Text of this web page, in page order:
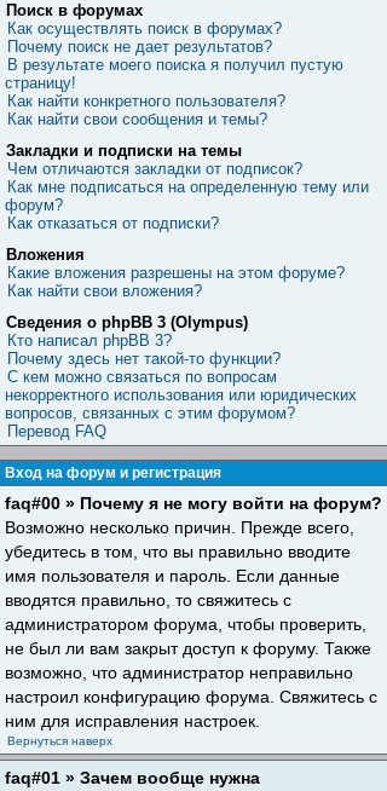
Поиск в форумах
Как осуществлять поиск в форумах?
Почему поиск не дает результатов?
В результате моего поиска я получил пустую
страницу!
Как найти конкретного пользователя?
Как найти свои сообщения и темы?
Закладки и подписки на темы
Чем отличаются закладки от подписок?
Как мне подписаться на определенную тему или
форум?
Как отказаться от подписки?
Вложения
Какие вложения разрешены на этом форуме?
Как найти свои вложения?
Сведения о phpBB 3 (Olympus)
Кто написал phpBB 3?
Почему здесь нет такой-то функции?
С кем можно связаться по вопросам
некорректного использования или юридических
вопросов, связанных с этим форумом?
Перевод FAQ
Вход на форум и регистрация
faq#00 » Почему я не могу войти на форум?
Возможно несколько причин. Прежде всего,
убедитесь в том, что вы правильно вводите
имя пользователя и пароль. Если данные
вводятся правильно, то свяжитесь с
администратором форума, чтобы проверить,
не был ли вам закрыт доступ к форуму. Также
возможно, что администратор неправильно
настроил конфигурацию форума. Свяжитесь с
ним для исправления настроек.
Вернуться наверх
faq#01 » Зачем вообще нужна